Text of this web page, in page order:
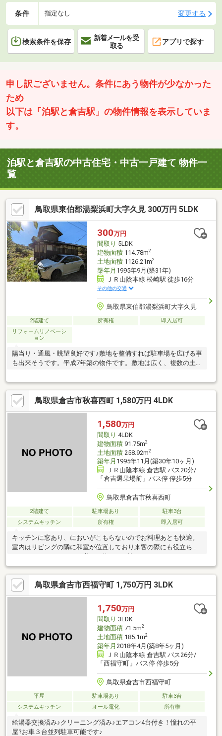
条件 指定なし 変更する
検索条件を保存
新着メールを受
取る
アプリで探す
申し訳ございません。条件にあう物件が少なかった
ため
以下は「泊駅と倉吉駅」の物件情報を表示していま
す。
泊駅と倉吉駅の中古住宅・中古一戸建て 物件一
覧
鳥取県東伯郡湯梨浜町大字久見 300万円 5LDK
300万円
間取り 5LDK
建物面積114.78m2
土地面積1126.21m2
築年月 1995年9月(築31年)
ＪＲ山陰本線 松崎駅 徒歩16分
その他の交通
鳥取県東伯郡湯梨浜町大字久見
2階建て 所有権
即入居可
リフォームリノベーシ
ョン
陽当り・通風・眺望良好です♪敷地を整備すれば駐車場を広げる事
も出来そうです。平成7年築の物件です。敷地は広く、複数の土地
鳥取県倉吉市秋喜西町 1,580万円 4LDK
1,580万円
間取り 4LDK
建物面積91.75m2
土地面積258.92m2
築年月 1995年11月(築30年10ヶ月)
ＪＲ山陰本線 倉吉駅 バス20分/
「倉吉選果場前」バス停 停歩5分
鳥取県倉吉市秋喜西町
2階建て 駐車場あり
駐車3台
システムキッチン
所有権 即入居可
キッチンに窓あり、においがこもらないのでお料理あとも快適。
室内はリビングの隣に和室が位置しており来客の際にも役立ちま
調理できます。ご家族にも十分な広さの4LDK物件です。快適な住
環境が魅力的な中古の戸建て物件で充実した日々を過ごしません
か。3口コンロが付いているので、3つの料理を同時に進められて
時短につながります。すぐに引っ越すことができる、即引渡し可
鳥取県倉吉市西福守町 1,750万円 3LDK
1,750万円
間取り 3LDK
建物面積71.5m2
土地面積185.1m2
築年月 2018年4月(築8年5ヶ月)
ＪＲ山陰本線 倉吉駅 バス26分/
「西福守町」バス停 停歩5分
鳥取県倉吉市西福守町
平屋 駐車場あり
駐車3台
システムキッチン
オール電化 所有権
給湯器交換済み♪クリーニング済み♪エアコン4台付き！憧れの平
屋?お車３台並列駐車可能です♪